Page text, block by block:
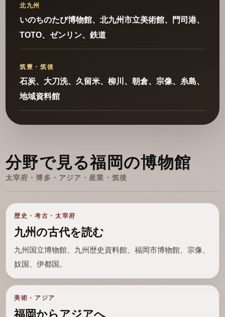
北九州
いのちのたび博物館、北九州市立美術館、門司港、
TOTO、ゼンリン、鉄道
筑豊・筑後
石炭、大刀洗、久留米、柳川、朝倉、宗像、糸島、
地域資料館
分野で見る福岡の博物館
太宰府・博多・アジア・産業・筑後
歴史・考古・太宰府
九州の古代を読む
九州国立博物館、九州歴史資料館、福岡市博物館、宗像、
奴国、伊都国。
美術・アジア
福岡からアジアへ